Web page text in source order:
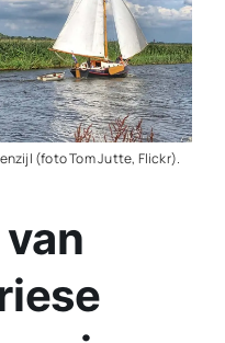
(foto Tom Jutte, Flickr).